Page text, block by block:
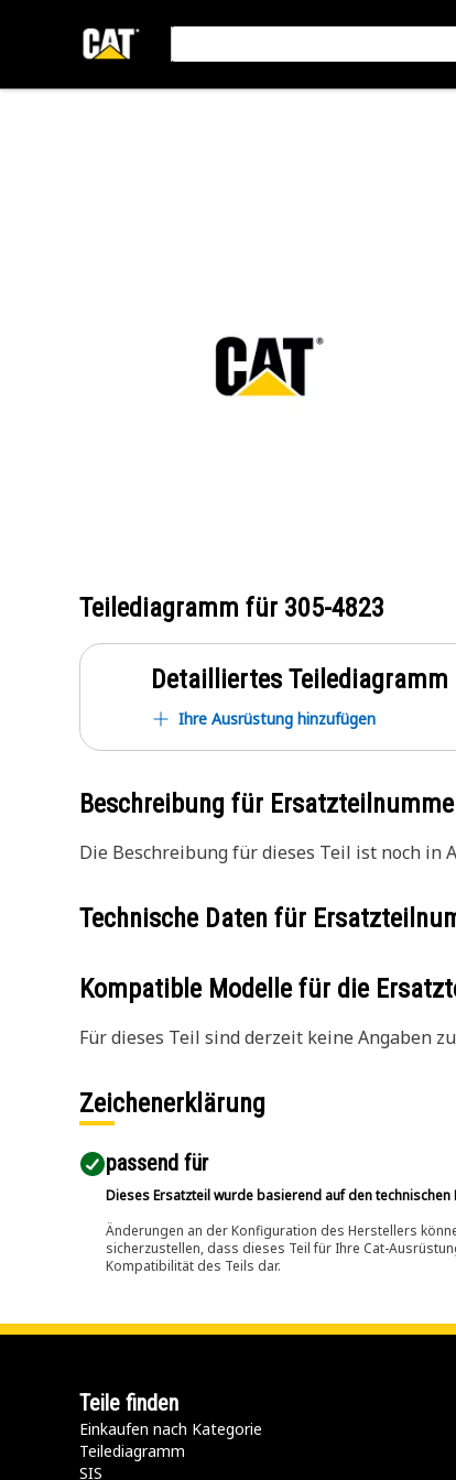
Teilediagramm für 305-4823
Detailliertes Teilediagramm
Ihre Ausrüstung hinzufügen
Beschreibung für
Die Beschreibung für dieses Teil ist noch in
Technische Daten für
Kompatible Modelle für die
Für dieses Teil sind derzeit keine Angaben
Zeichenerklärung
passend für​
Dieses Ersatzteil wurde basierend auf den
Änderungen an der Konfiguration des Herstellers
sicherzustellen, dass dieses Teil für Ihre Cat-
Kompatibilität des Teils dar.
Teile finden
Einkaufen nach Kategorie
Teilediagramm
SIS